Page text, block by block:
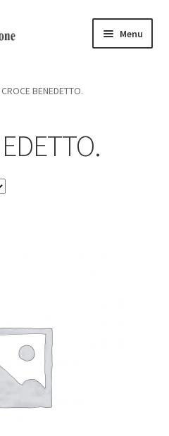
Menu
CROCE BENEDETTO.